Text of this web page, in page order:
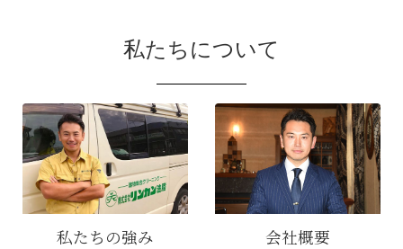
私たちについて
私たちの強み 会社概要